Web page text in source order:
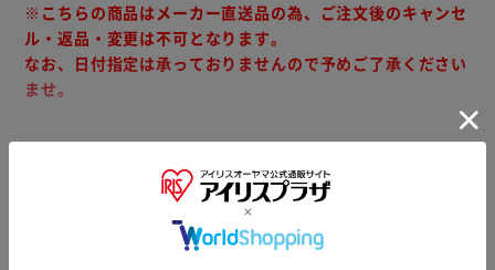
※こちらの商品はメーカー直送品の為、ご注文後のキャンセ
ル・返品・変更は不可となります。
なお、日付指定は承っておりませんので予めご了承ください
ませ。
●ハイクオリティ、ローコスト、抜群の操作性。
●ラスティパレットのスタンダードモデル。
●小型から大型商品まで運搬に便利な、カゴ車です。
●L字ネスティング可能。
もっと見る
※製品は予告なく仕様を変更する場合がございます。あらか
じめご了承ください。